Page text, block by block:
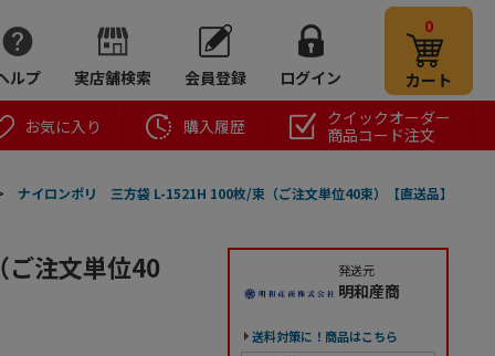
ルプ 実店舗検索 会員登録 ログイン
0
カート
お気に入り 購入履歴
クイックオーダー
商品コード注文
ナイロンポリ 三方袋 L-1521H 100枚/束（ご注文単位40束）【直送品】
注文単位40 発送元
明和産商
送料対策に！商品はこちら